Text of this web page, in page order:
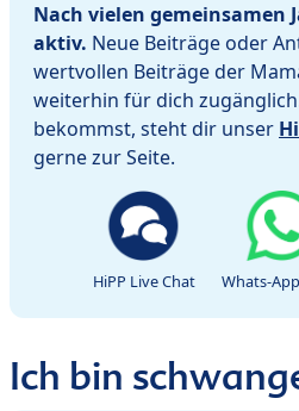
Nach vielen gemeinsamen
aktiv. Neue Beiträge oder
wertvollen Beiträge der
weiterhin für dich
bekommst, steht dir unser
gerne zur Seite.
HiPP Live Chat Whats-
Ich bin